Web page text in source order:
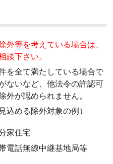
外等を考えている場合は、
談下さい。
を全て満たしている場合で
ないなど、他法令の許認可
外が認められません。
込める除外対象の例）
家住宅
電話無線中継基地局等